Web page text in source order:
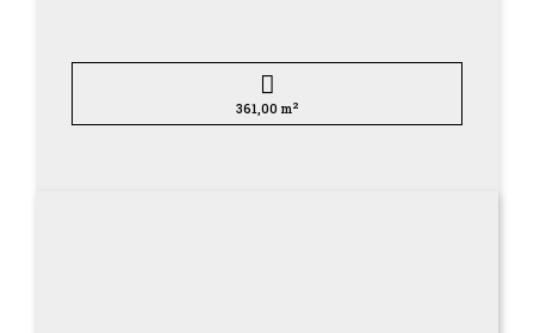
361,00 m 2